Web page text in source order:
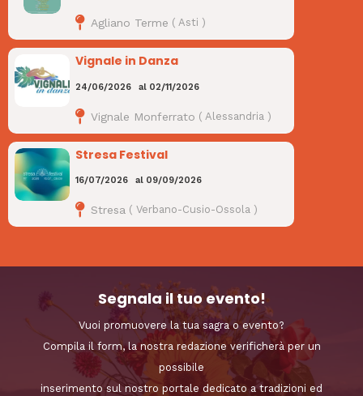
Agliano Terme ( Asti )
Vignale in Danza
24/06/2026 al 02/11/2026
Vignale Monferrato ( Alessandria )
Stresa Festival
16/07/2026 al 09/09/2026
Stresa ( Verbano-Cusio-Ossola)
Segnala il tuo evento!
Vuoi promuovere la tua sagra o evento?
Compila il form, la nostra redazione verificherà per un
possibile
inserimento sul nostro portale dedicato a tradizioni ed